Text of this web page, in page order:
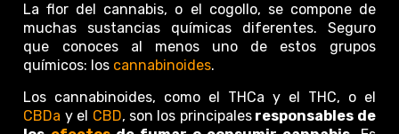
La flor del cannabis, o el cogollo, se compone de
muchas sustancias químicas diferentes. Seguro
que conoces al menos uno de estos grupos
químicos: los cannabinoides.
Los cannabinoides, como el THCa y el THC, o el
CBDa y el CBD, son los principalesresponsables de